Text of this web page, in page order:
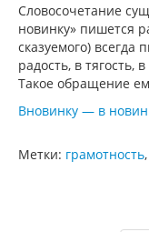
Словосочетание
новинку» пишется
сказуемого)
радость, в
Такое обращение
Вновинку — в
Метки: грамотность,